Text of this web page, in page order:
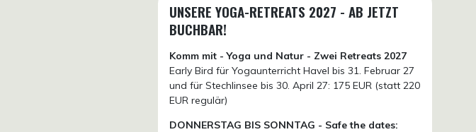
UNSERE YOGA-RETREATS 2027 - AB JETZT
BUCHBAR!
Komm mit - Yoga und Natur - Zwei Retreats 2027
Early Bird für Yogaunterricht Havel bis 31. Februar 27
und für Stechlinsee bis 30. April 27: 175 EUR (statt 220
EUR regulär)
DONNERSTAG BIS SONNTAG - Safe the dates: